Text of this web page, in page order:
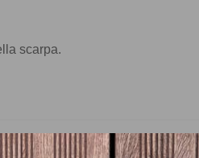
scarpa.